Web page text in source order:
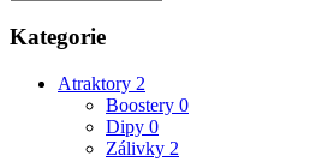
Kategorie
Atraktory 2
Boostery 0
Dipy 0
Zálivky 2